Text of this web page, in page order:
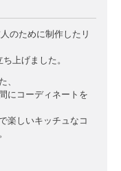
のために制作したリ
上げました。
、
にコーディネートを
楽しいキッチュなコ